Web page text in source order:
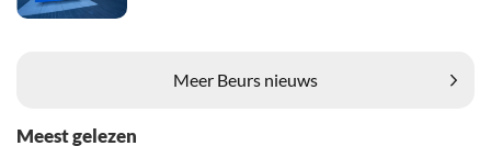
Meer Beurs nieuws
Meest gelezen